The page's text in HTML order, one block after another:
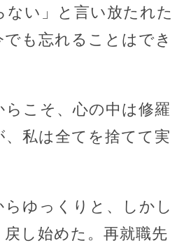
ない」と言い放たれた
も忘れることはでき
こそ、心の中は修羅
私は全てを捨てて実
らゆっくりと、しかし
し始めた。再就職先